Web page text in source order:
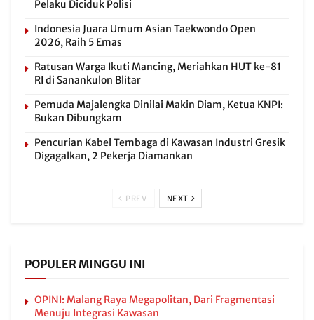
Pelaku Diciduk Polisi
Indonesia Juara Umum Asian Taekwondo Open
2026, Raih 5 Emas
Ratusan Warga Ikuti Mancing, Meriahkan HUT ke-81
RI di Sanankulon Blitar
Pemuda Majalengka Dinilai Makin Diam, Ketua KNPI:
Bukan Dibungkam
Pencurian Kabel Tembaga di Kawasan Industri Gresik
Digagalkan, 2 Pekerja Diamankan
PREV NEXT
POPULER MINGGU INI
OPINI: Malang Raya Megapolitan, Dari Fragmentasi
Menuju Integrasi Kawasan